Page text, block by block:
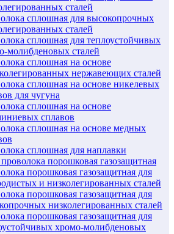
сталей
сплошная для высокопрочных
сталей
сплошная для теплоустойчивых
молибденовых сталей
сплошная на основе
нержавеющих сталей
сплошная на основе никелевых
для чугуна
сплошная на основе
сплавов
сплошная на основе медных
сплошная для наплавки
порошковая газозащитная
порошковая газозащитная для
и низколегированных сталей
порошковая газозащитная для
низколегированных сталей
порошковая газозащитная для
хромо-молибденовых